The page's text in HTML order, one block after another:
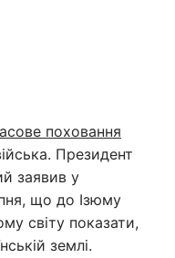
поховання
Президент
заявив у
що до Ізюму
світу показати,
землі.